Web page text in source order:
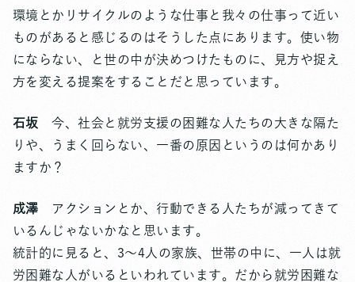
環境とかリサイクルのような仕事と我々の仕事って近い
ものがあると感じるのはそうした点にあります。使い物
にならない、と世の中が決めつけたものに、見方や捉え
方を変える提案をすることだと思っています。
石坂
今、社会と就労支援の困難な人たちの大きな隔た
りや、うまく回らない、一番の原因というのは何かあり
ますか？
成澤 アクションとか、行動できる人たちが減ってきて
いるんじゃないかなと思います。
統計的に見ると、3～4人の家族、世帯の中に、一人は就
労困難な人がいるといわれています。だから就労困難な